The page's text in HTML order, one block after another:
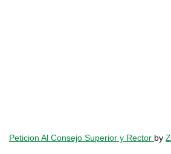
Peticion Al Consejo Superior y Rector by